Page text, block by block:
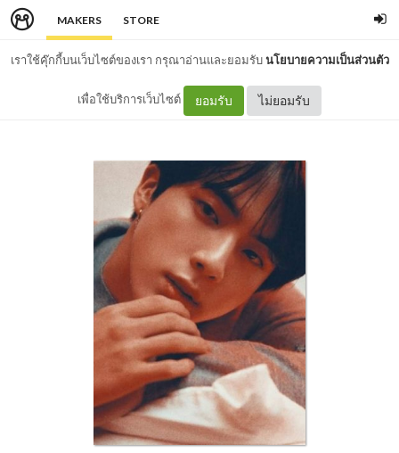
MAKERS STORE
เราใช้คุ๊กกี้บนเว็บไซต์ของเรา กรุณาอ่านและยอมรับนโยบายความเป็นส่วนตัว
เพื่อใช้บริการเว็บไซต์ ยอมรับ ไม่ยอมรับ